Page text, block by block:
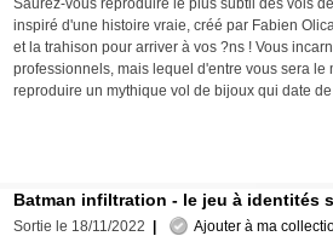
Saurez-vous reproduire le plus subtil des vols
inspiré d'une histoire vraie, créé par Fabien
et la trahison pour arriver à vos ?ns ! Vous
professionnels, mais lequel d'entre vous sera
reproduire un mythique vol de bijoux qui date
Batman infiltration - le jeu à identités
Sortie le 18/11/2022
Ajouter à ma